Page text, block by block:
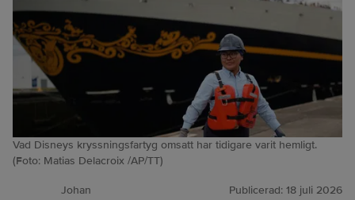
Vad Disneys kryssningsfartyg omsatt har tidigare varit hemligt.
(Foto: Matias Delacroix /AP/TT)
Johan
Publicerad: 18 juli 2026